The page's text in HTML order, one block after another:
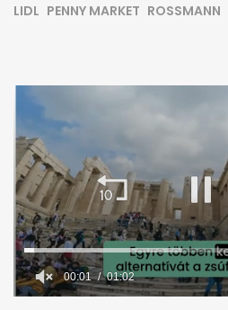
LIDL PENNY MARKET ROSSMANN
00:02 01:02